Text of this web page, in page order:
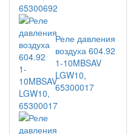
Реле давления
воздуха 604.92
1-10MBSAV
LGW10,
65300017